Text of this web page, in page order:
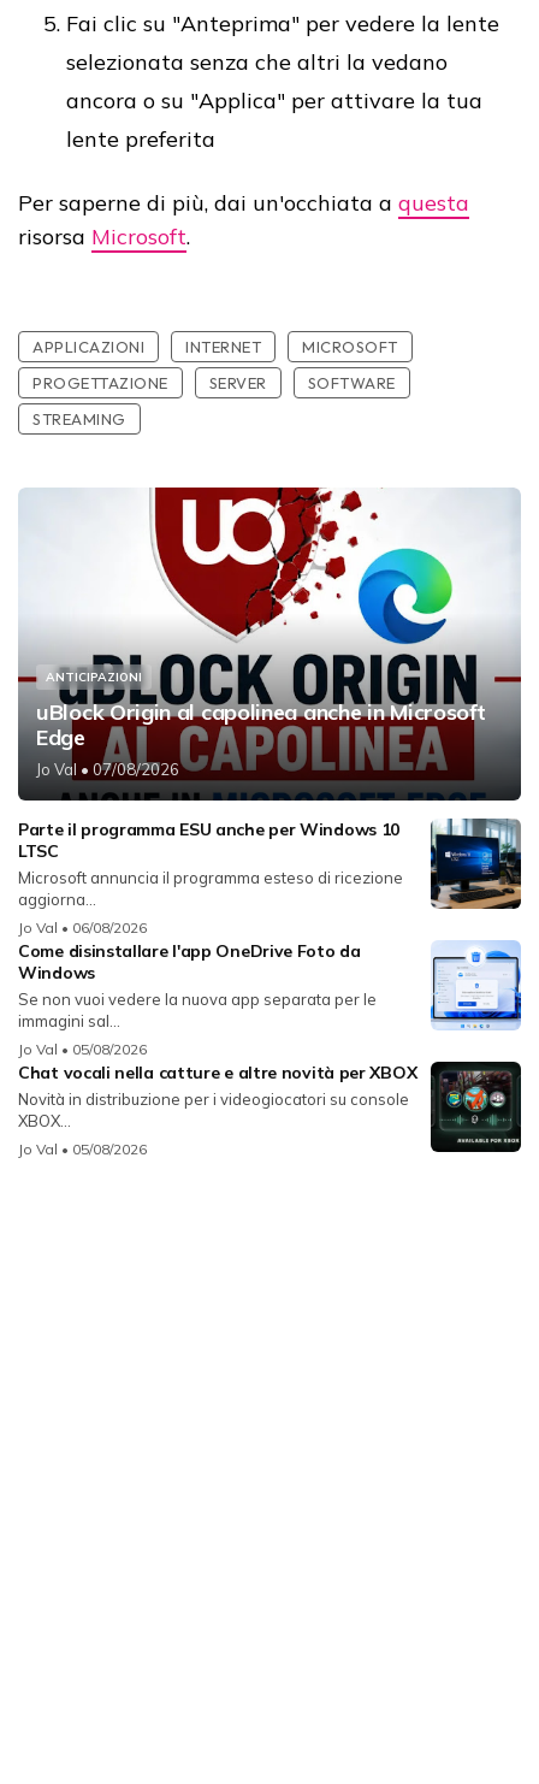
Fai clic su "Anteprima" per vedere la lente
selezionata senza che altri la vedano
ancora o su "Applica" per attivare la tua
lente preferita
Per saperne di più, dai un'occhiata a questa
risorsa Microsoft.
APPLICAZIONI INTERNET
MICROSOFT
PROGETTAZIONE
SERVER
SOFTWARE
STREAMING
ANTICIPAZIONI
uBlock Origin al capolinea anche in Microsoft
Edge
Jo Val • 07/08/2026
Parte il programma ESU anche per Windows 10
LTSC
Microsoft annuncia il programma esteso di ricezione
aggiorna...
Jo Val • 06/08/2026
Come disinstallare l'app OneDrive Foto da
Windows
Se non vuoi vedere la nuova app separata per le
immagini sal...
Jo Val • 05/08/2026
Chat vocali nella catture e altre novità per XBOX
Novità in distribuzione per i videogiocatori su console
XBOX...
Jo Val • 05/08/2026